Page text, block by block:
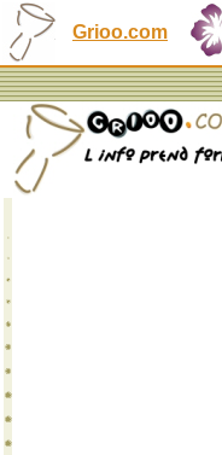
Grioo.com